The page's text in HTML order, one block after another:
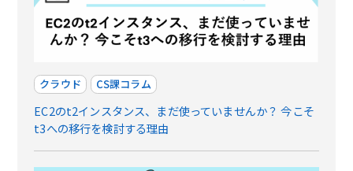
クラウド CS課コラム
EC2のt2インスタンス、まだ使っていませんか？ 今こそ
t3への移行を検討する理由